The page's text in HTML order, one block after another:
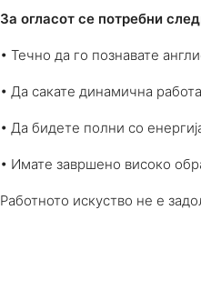
За огласот се потребни
• Течно да го познавате
• Да сакате динамична работа
• Да бидете полни со
• Имате завршено високо
Работното искуство не е